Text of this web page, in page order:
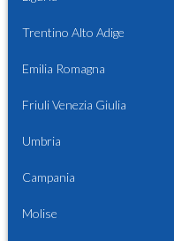
Trentino Alto Adige
Emilia Romagna
Friuli Venezia Giulia
Umbria
Campania
Molise